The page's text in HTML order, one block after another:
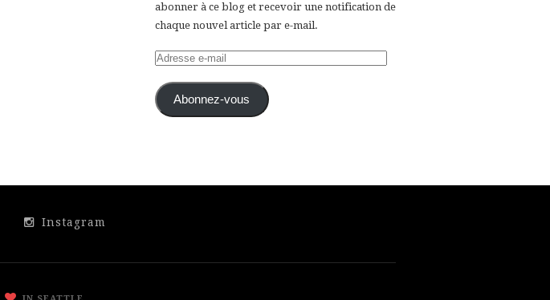
abonner à ce blog et recevoir une notification de
chaque nouvel article par e-mail.
Adresse
mail Abonnez-vous
Instagram